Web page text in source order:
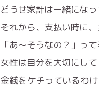
どうせ家計は一緒にな
それから、支払い時に
「あ〜そうなの？」っ
女性は自分を大切にし
金銭をケチっているわ